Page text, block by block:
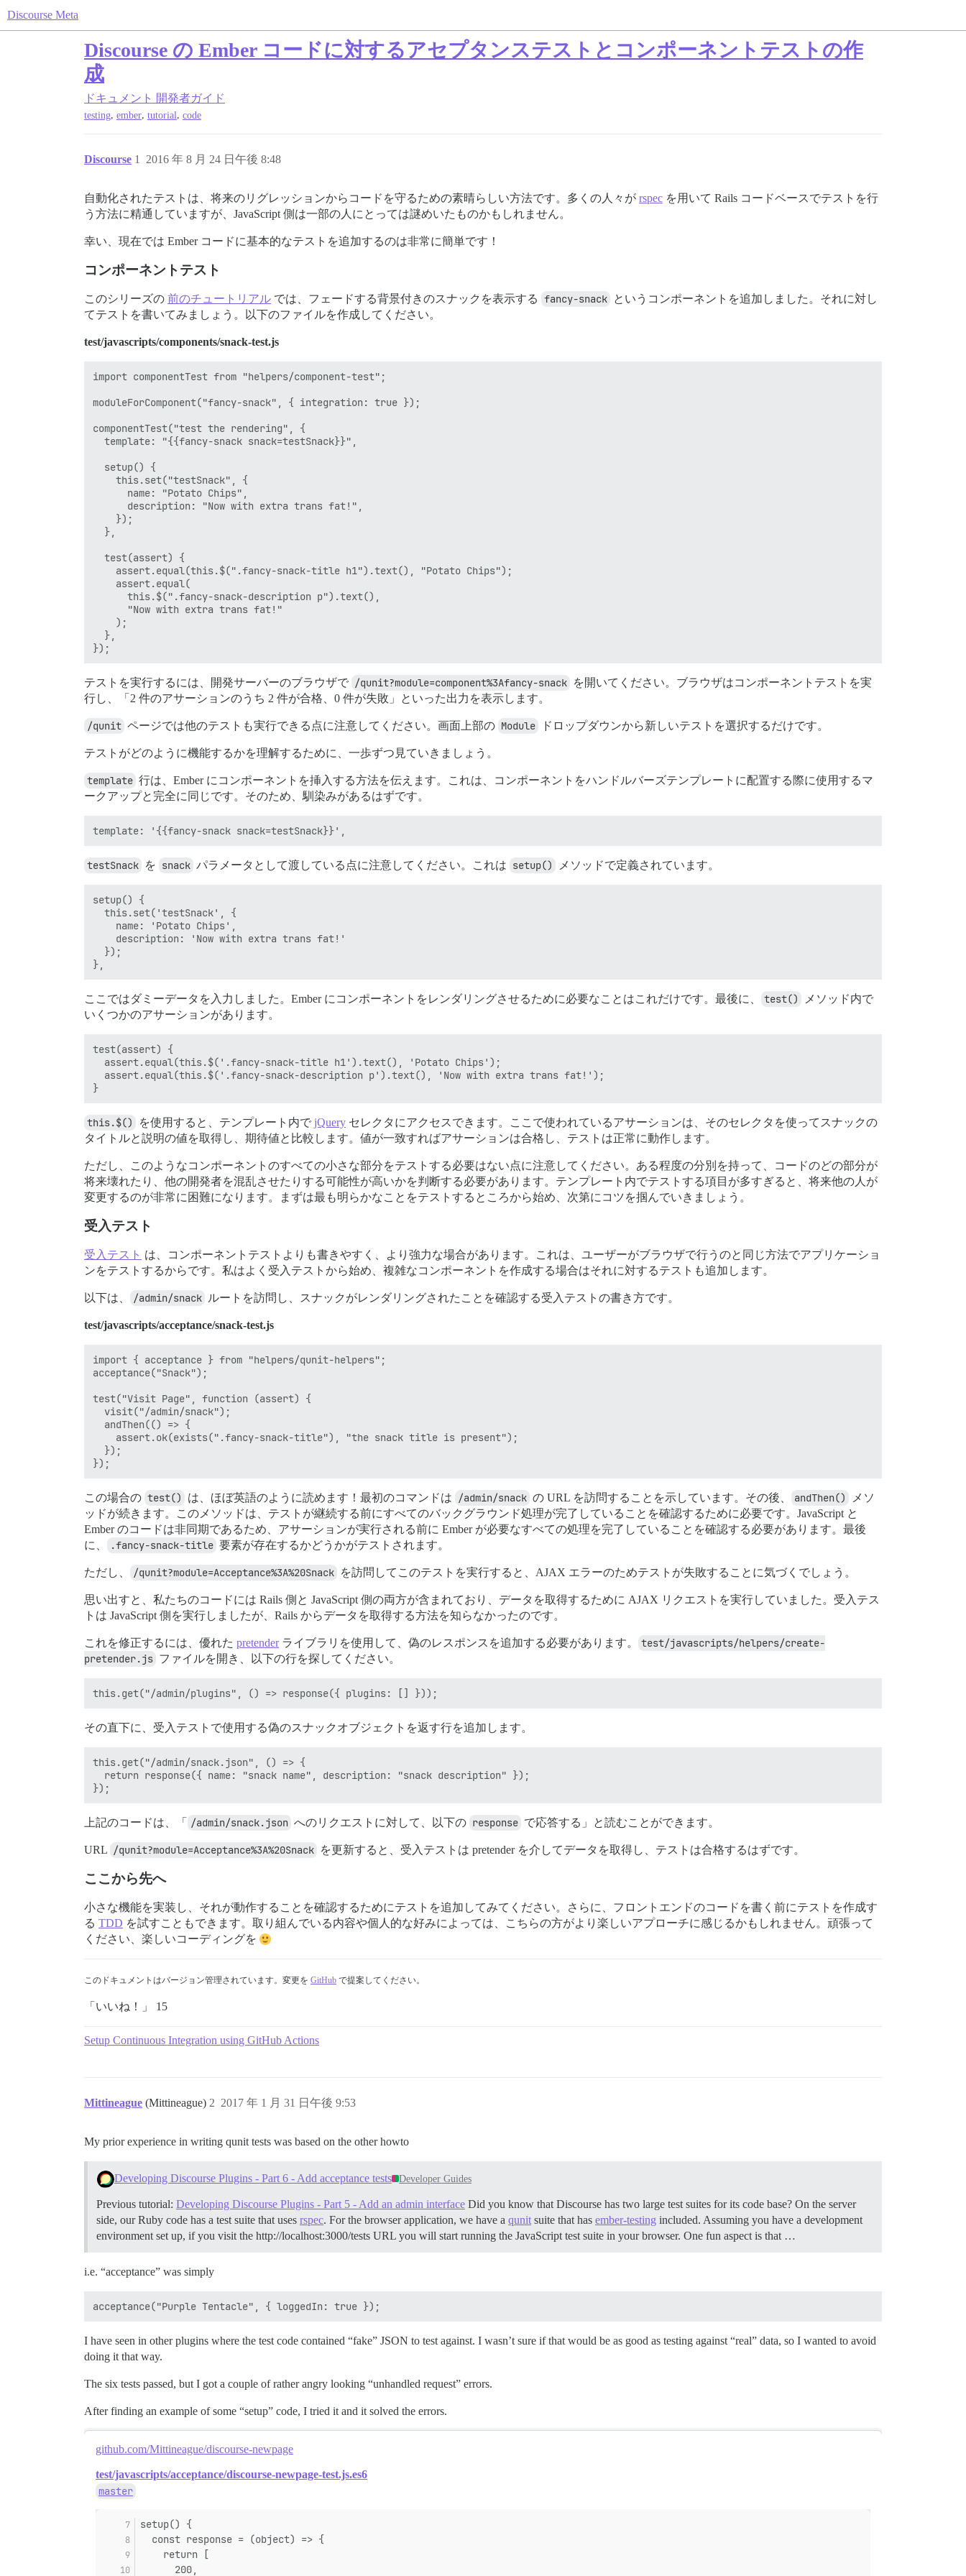
Discourse Meta
Discourse の Ember コードに対するアセプタンステストとコンポーネントテストの作
成
ドキュメント 開発者ガイド
testing, ember, tutorial, code
Discourse 2016 年 8 月 24 日午後 8:48
1
自動化されたテストは、将来のリグレッションからコードを守るための素晴らしい方法です。多くの人々が rspec を用いて Rails コードベースでテストを行
う方法に精通していますが、JavaScript 側は一部の人にとっては謎めいたものかもしれません。
幸い、現在では Ember コードに基本的なテストを追加するのは非常に簡単です！
コンポーネントテスト
このシリーズの 前のチュートリアル では、フェードする背景付きのスナックを表示する fancy-snack というコンポーネントを追加しました。それに対し
てテストを書いてみましょう。以下のファイルを作成してください。
test/javascripts/components/snack-test.js
import componentTest from "helpers/component-test";
moduleForComponent("fancy-snack", { integration: true });
componentTest("test the rendering", {
  template: "{{fancy-snack snack=testSnack}}",
  setup() {
    this.set("testSnack", {
      name: "Potato Chips",
      description: "Now with extra trans fat!",
    });
  },
  test(assert) {
    assert.equal(this.$(".fancy-snack-title h1").text(), "Potato Chips");
    assert.equal(
      this.$(".fancy-snack-description p").text(),
      "Now with extra trans fat!"
    );
  },
テストを実行するには、開発サーバーのブラウザで /qunit?module=component%3Afancy-snack を開いてください。ブラウザはコンポーネントテストを実
行し、「2 件のアサーションのうち 2 件が合格、0 件が失敗」といった出力を表示します。
/qunit ページでは他のテストも実行できる点に注意してください。画面上部の Module ドロップダウンから新しいテストを選択するだけです。
テストがどのように機能するかを理解するために、一歩ずつ見ていきましょう。
template 行は、Ember にコンポーネントを挿入する方法を伝えます。これは、コンポーネントをハンドルバーズテンプレートに配置する際に使用するマ
ークアップと完全に同じです。そのため、馴染みがあるはずです。
testSnack を snack パラメータとして渡している点に注意してください。これは setup() メソッドで定義されています。
setup() {
  this.set('testSnack', {
    name: 'Potato Chips',
    description: 'Now with extra trans fat!'
  });
ここではダミーデータを入力しました。Ember にコンポーネントをレンダリングさせるために必要なことはこれだけです。最後に、 test()
メソッド内で
いくつかのアサーションがあります。
test(assert) {
  assert.equal(this.$('.fancy-snack-title h1').text(), 'Potato Chips');
  assert.equal(this.$('.fancy-snack-description p').text(), 'Now with extra trans fat!');
this.$() を使用すると、テンプレート内で jQuery セレクタにアクセスできます。ここで使われているアサーションは、そのセレクタを使ってスナックの
タイトルと説明の値を取得し、期待値と比較します。値が一致すればアサーションは合格し、テストは正常に動作します。
ただし、このようなコンポーネントのすべての小さな部分をテストする必要はない点に注意してください。ある程度の分別を持って、コードのどの部分が
将来壊れたり、他の開発者を混乱させたりする可能性が高いかを判断する必要があります。テンプレート内でテストする項目が多すぎると、将来他の人が
変更するのが非常に困難になります。まずは最も明らかなことをテストするところから始め、次第にコツを掴んでいきましょう。
受入テスト
受入テスト は、コンポーネントテストよりも書きやすく、より強力な場合があります。これは、ユーザーがブラウザで行うのと同じ方法でアプリケーショ
ンをテストするからです。私はよく受入テストから始め、複雑なコンポーネントを作成する場合はそれに対するテストも追加します。
以下は、 /admin/snack ルートを訪問し、スナックがレンダリングされたことを確認する受入テストの書き方です。
test/javascripts/acceptance/snack-test.js
import { acceptance } from "helpers/qunit-helpers";
acceptance("Snack");
test("Visit Page", function (assert) {
  visit("/admin/snack");
  andThen(() => {
    assert.ok(exists(".fancy-snack-title"), "the snack title is present");
  });
この場合の test() は、ほぼ英語のように読めます！最初のコマンドは /admin/snack の URL を訪問することを示しています。その後、 andThen()
メソ
ッドが続きます。このメソッドは、テストが継続する前にすべてのバックグラウンド処理が完了していることを確認するために必要です。JavaScript と
Ember のコードは非同期であるため、アサーションが実行される前に Ember が必要なすべての処理を完了していることを確認する必要があります。最後
に、
.fancy-snack-title 要素が存在するかどうかがテストされます。
ただし、 /qunit?module=Acceptance%3A%20Snack を訪問してこのテストを実行すると、AJAX エラーのためテストが失敗することに気づくでしょう。
思い出すと、私たちのコードには Rails 側と JavaScript 側の両方が含まれており、データを取得するために AJAX リクエストを実行していました。受入テス
トは JavaScript 側を実行しましたが、Rails からデータを取得する方法を知らなかったのです。
これを修正するには、優れた pretenderライブラリを使用して、偽のレスポンスを追加する必要があります。
test/javascripts/helpers/create-
pretender.js ファイルを開き、以下の行を探してください。
その直下に、受入テストで使用する偽のスナックオブジェクトを返す行を追加します。
this.get("/admin/snack.json", () => {
  return response({ name: "snack name", description: "snack description" });
上記のコードは、「 /admin/snack.json へのリクエストに対して、以下の response で応答する」と読むことができます。
URL /qunit?module=Acceptance%3A%20Snack を更新すると、受入テストは pretender を介してデータを取得し、テストは合格するはずです。
ここから先へ
小さな機能を実装し、それが動作することを確認するためにテストを追加してみてください。さらに、フロントエンドのコードを書く前にテストを作成す
る TDD を試すこともできます。取り組んでいる内容や個人的な好みによっては、こちらの方がより楽しいアプローチに感じるかもしれません。頑張って
ください、楽しいコーディングを
このドキュメントはバージョン管理されています。変更を GitHub で提案してください。
「いいね！」 15
Setup Continuous Integration using GitHub Actions
Mittineague (Mittineague) 2017 年 1 月 31 日午後 9:53
2
My prior experience in writing qunit tests was based on the other howto
Developing Discourse Plugins - Part 6 - Add acceptance tests Developer Guides
Previous tutorial: Developing Discourse Plugins - Part 5 - Add an admin interface Did you know that Discourse has two large test suites for its code base? On the server
side, our Ruby code has a test suite that uses rspec. For the browser application, we have a qunit suite that has ember-testing included. Assuming you have a development
environment set up, if you visit the http://localhost:3000/tests URL you will start running the JavaScript test suite in your browser. One fun aspect is that …
i.e. “acceptance” was simply
I have seen in other plugins where the test code contained “fake” JSON to test against. I wasn’t sure if that would be as good as testing against “real” data, so I wanted to avoid
doing it that way.
The six tests passed, but I got a couple of rather angry looking “unhandled request” errors.
After finding an example of some “setup” code, I tried it and it solved the errors.
github.com/Mittineague/discourse-newpage
test/javascripts/acceptance/discourse-newpage-test.js.es6
master
setup() {
  const response = (object) => {
    return [
      200,